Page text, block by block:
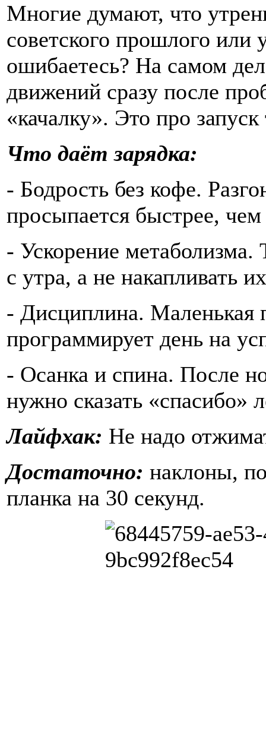
Многие думают, что
советского прошлого
ошибаетесь? На самом
движений сразу после
«качалку». Это про
Что даёт зарядка:
- Бодрость без кофе.
просыпается быстрее,
- Ускорение метаболизма.
с утра, а не накапливать
- Дисциплина. Маленькая
программирует день на
- Осанка и спина. После
нужно сказать «спасибо»
Лайфхак: Не надо
Достаточно: наклоны,
планка на 30 секунд.